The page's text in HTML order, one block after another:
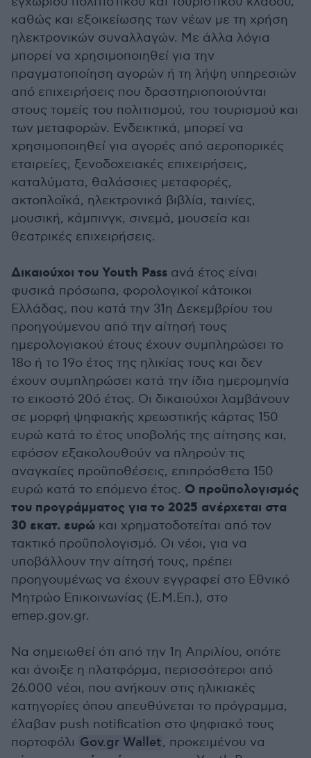
καθώς και εξοικείωσης των νέων με τη χρήση
ηλεκτρονικών συναλλαγών. Με άλλα λόγια
μπορεί να χρησιμοποιηθεί για την
πραγματοποίηση αγορών ή τη λήψη υπηρεσιών
από επιχειρήσεις που δραστηριοποιούνται
στους τομείς του πολιτισμού, του τουρισμού και
των μεταφορών. Ενδεικτικά, μπορεί να
χρησιμοποιηθεί για αγορές από αεροπορικές
εταιρείες, ξενοδοχειακές επιχειρήσεις,
καταλύματα, θαλάσσιες μεταφορές,
ακτοπλοϊκά, ηλεκτρονικά βιβλία, ταινίες,
μουσική, κάμπινγκ, σινεμά, μουσεία και
θεατρικές επιχειρήσεις.
Δικαιούχοι του Youth Pass ανά έτος είναι
φυσικά πρόσωπα, φορολογικοί κάτοικοι
Ελλάδας, που κατά την 31η Δεκεμβρίου του
προηγούμενου από την αίτησή τους
ημερολογιακού έτους έχουν συμπληρώσει το
18ο ή το 19ο έτος της ηλικίας τους και δεν
έχουν συμπληρώσει κατά την ίδια ημερομηνία
το εικοστό 20ό έτος. Οι δικαιούχοι λαμβάνουν
σε μορφή ψηφιακής χρεωστικής κάρτας 150
ευρώ κατά το έτος υποβολής της αίτησης και,
εφόσον εξακολουθούν να πληρούν τις
αναγκαίες προϋποθέσεις, επιπρόσθετα 150
ευρώ κατά το επόμενο έτος. Ο προϋπολογισμός
του προγράμματος για το 2025 ανέρχεται στα
30 εκατ. ευρώ και χρηματοδοτείται από τον
τακτικό προϋπολογισμό. Οι νέοι, για να
υποβάλλουν την αίτησή τους, πρέπει
προηγουμένως να έχουν εγγραφεί στο Εθνικό
Μητρώο Επικοινωνίας (E.M.Eπ.), στο
emep.gov.gr.
Να σημειωθεί ότι από την 1η Απριλίου, οπότε
και άνοιξε η πλατφόρμα, περισσότεροι από
26.000 νέοι, που ανήκουν στις ηλικιακές
κατηγορίες όπου απευθύνεται το πρόγραμμα,
έλαβαν push notification στο ψηφιακό τους
πορτοφόλι Gov.gr Wallet, προκειμένου να